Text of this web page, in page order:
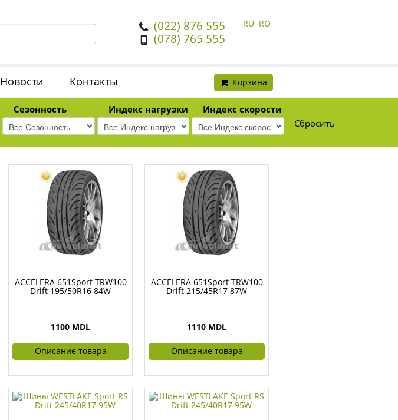
(022) 876 555
(078) 765 555
RU RO
Новости Контакты Корзина
Сезонность Индекс нагрузки
Индекс скорости
Сбросить
ACCELERA 651Sport TRW100
Drift 195/50R16 84W
1100 MDL
Описание товара
ACCELERA 651Sport TRW100
Drift 215/45R17 87W
1110 MDL
Описание товара